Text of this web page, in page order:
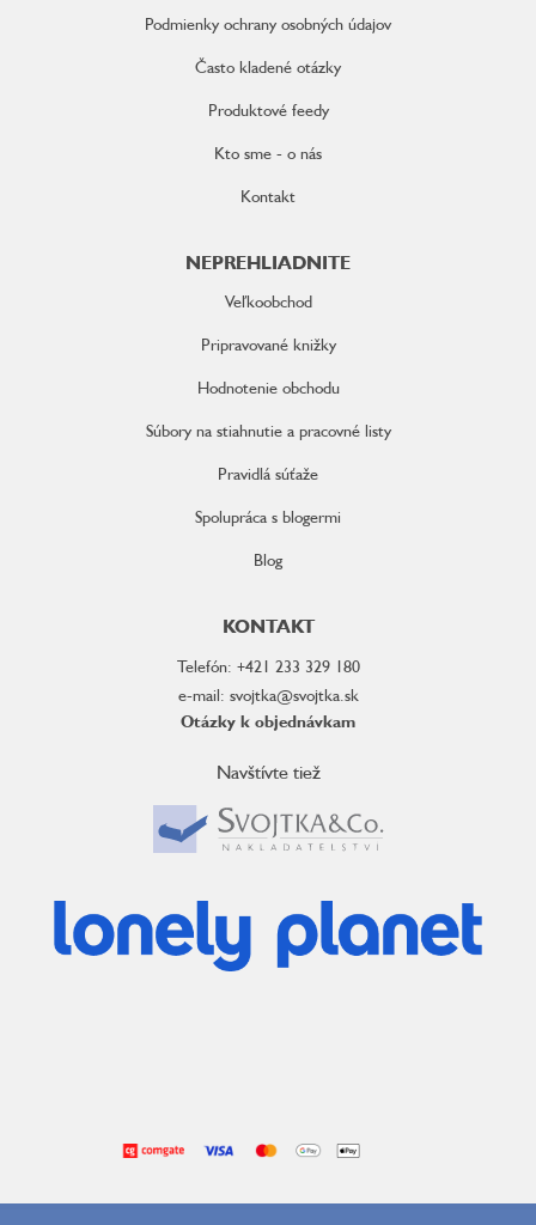
Podmienky ochrany osobných údajov
Často kladené otázky
Produktové feedy
Kto sme - o nás
Kontakt
NEPREHLIADNITE
Veľkoobchod
Pripravované knižky
Hodnotenie obchodu
Súbory na stiahnutie a pracovné listy
Pravidlá súťaže
Spolupráca s blogermi
Blog
KONTAKT
Telefón: +421 233 329 180
e-mail: svojtka@svojtka.sk
Otázky k objednávkam
Navštívte tiež